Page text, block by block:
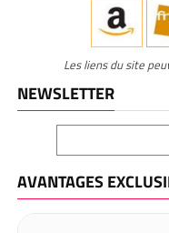
Les liens du site
NEWSLETTER
AVANTAGES